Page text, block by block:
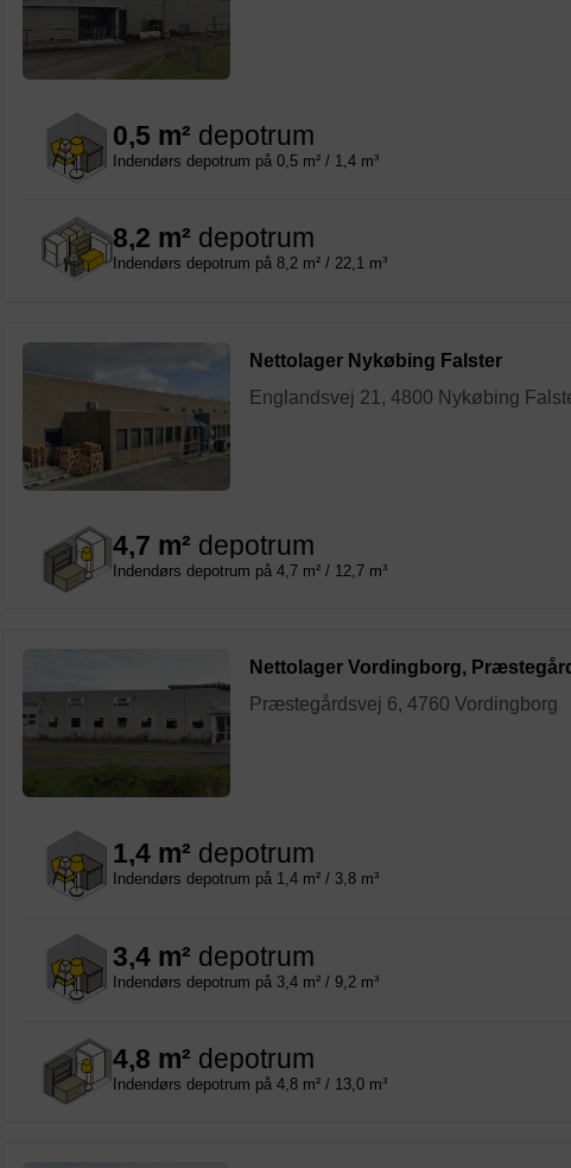
0,5 m² depotrum
Indendørs depotrum på 0,5 m² / 1,4 m³
8,2 m² depotrum
Indendørs depotrum på 8,2 m² / 22,1 m³
Nettolager Nykøbing Falster
Englandsvej 21, 4800 Nykøbing
4,7 m² depotrum
Indendørs depotrum på 4,7 m² / 12,7 m³
Nettolager Vordingborg,
Præstegårdsvej 6, 4760 Vordingborg
1,4 m² depotrum
Indendørs depotrum på 1,4 m² / 3,8 m³
3,4 m² depotrum
Indendørs depotrum på 3,4 m² / 9,2 m³
4,8 m² depotrum
Indendørs depotrum på 4,8 m² / 13,0 m³